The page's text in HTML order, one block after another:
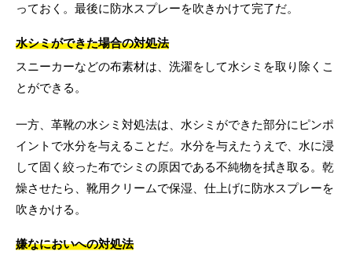
っておく。最後に防水スプレーを吹きかけて完了だ。
水シミができた場合の対処法
スニーカーなどの布素材は、洗濯をして水シミを取り除くこ
とができる。
一方、革靴の水シミ対処法は、水シミができた部分にピンポ
イントで水分を与えることだ。水分を与えたうえで、水に浸
して固く絞った布でシミの原因である不純物を拭き取る。乾
燥させたら、靴用クリームで保湿、仕上げに防水スプレーを
吹きかける。
嫌なにおいへの対処法